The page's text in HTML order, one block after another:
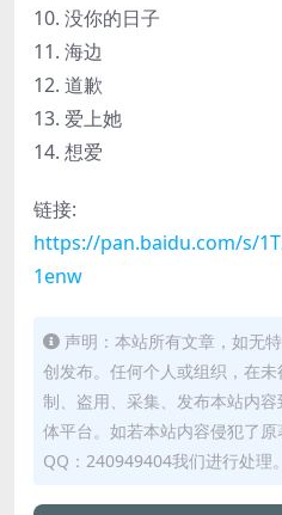
10. 没你的日子
11. 海边
12. 道歉
13. 爱上她
14. 想爱
链接:
https://pan.baidu.com/s/
1enw
声明：本站所有文章，如无
创发布。任何个人或组织，在
制、盗用、采集、发布本站内
体平台。如若本站内容侵犯了
QQ：240949404我们进行处理。